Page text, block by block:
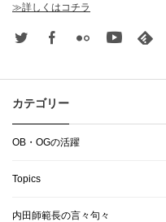
≫詳しくはコチラ
Twitter FacebookFlickr Youtube
カテゴリー
OB・OGの活躍
Topics
内田師範長の言々句々